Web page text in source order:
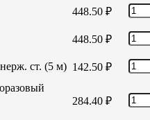
448.50 ₽
448.50 ₽
ст. (5 м) 142.50 ₽
284.40 ₽